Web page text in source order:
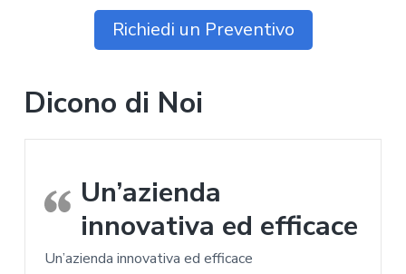
Richiedi un Preventivo
Dicono di Noi
Un’azienda
innovativa ed efficace
Un’azienda innovativa ed efficace